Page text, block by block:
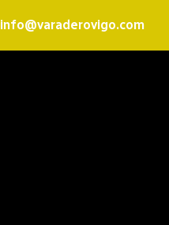
info@varaderovigo.com